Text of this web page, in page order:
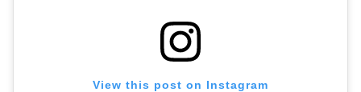
View this post on Instagram